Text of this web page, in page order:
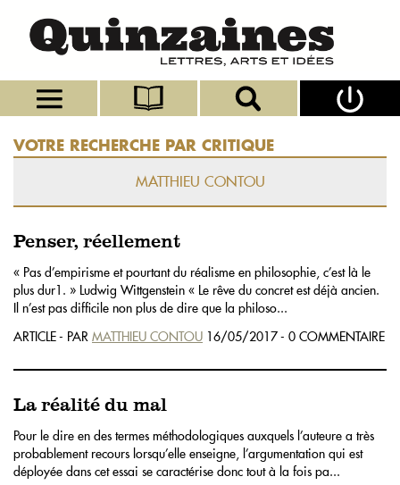
VOTRE RECHERCHE PAR CRITIQUE
MATTHIEU CONTOU
Penser, réellement
« Pas d’empirisme et pourtant du réalisme en philosophie, c’est là le
plus dur1. » Ludwig Wittgenstein « Le rêve du concret est déjà ancien.
Il n’est pas difficile non plus de dire que la philoso...
ARTICLE - PAR MATTHIEU CONTOU 16/05/2017 - 0 COMMENTAIRE
La réalité du mal
Pour le dire en des termes méthodologiques auxquels l’auteure a très
probablement recours lorsqu’elle enseigne, l’argumentation qui est
déployée dans cet essai se caractérise donc tout à la fois pa...